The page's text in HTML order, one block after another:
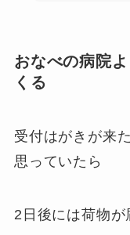
おなべの病院
くる
受付はがきが来
思っていたら
2日後には荷物が